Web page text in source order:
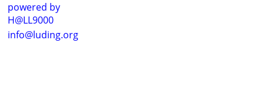
powered by
H@LL9000
info@luding.org